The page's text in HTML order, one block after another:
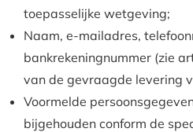
toepasselijke wetgeving;
Naam, e-mailadres,
bankrekeningnummer (zie
van de gevraagde levering
Voormelde
bijgehouden conform de